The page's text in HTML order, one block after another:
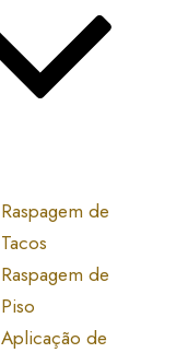
Raspagem de
Tacos
Raspagem de
Piso
Aplicação de